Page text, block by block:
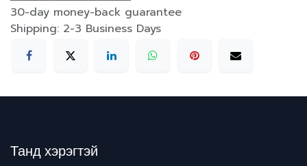
30-day money-back guarantee
Shipping: 2-3 Business Days
Танд хэрэгтэй